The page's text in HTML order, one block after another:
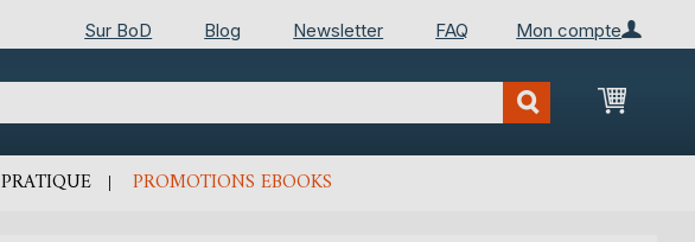
Mon compte
Sur BoD Blog Newsletter FAQ
Mon
PRATIQUE PROMOTIONS EBOOKS